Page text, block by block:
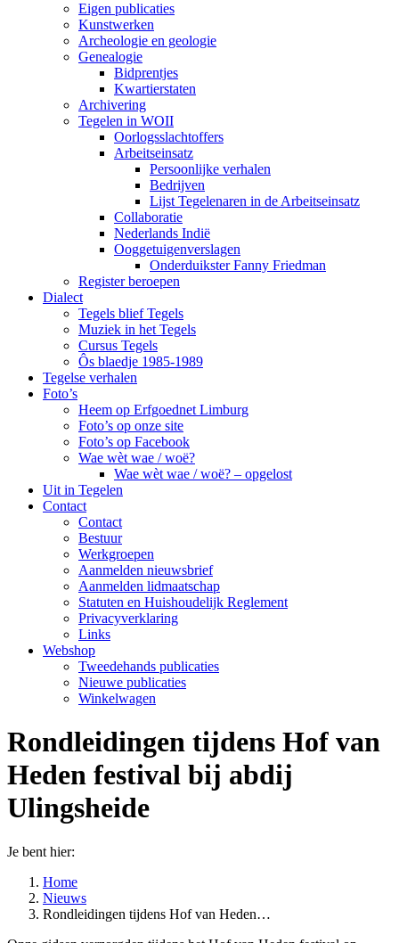
Eigen publicaties
Kunstwerken
Archeologie en geologie
Genealogie
Bidprentjes
Kwartierstaten
Archivering
Tegelen in WOII
Oorlogsslachtoffers
Arbeitseinsatz
Persoonlijke verhalen
Bedrijven
Lijst Tegelenaren in de Arbeitseinsatz
Collaboratie
Nederlands Indië
Ooggetuigenverslagen
Onderduikster Fanny Friedman
Register beroepen
Dialect
Tegels blief Tegels
Muziek in het Tegels
Cursus Tegels
Ôs blaedje 1985-1989
Tegelse verhalen
Foto’s
Heem op Erfgoednet Limburg
Foto’s op onze site
Foto’s op Facebook
Wae wèt wae / woë?
Wae wèt wae / woë? – opgelost
Uit in Tegelen
Contact
Contact
Bestuur
Werkgroepen
Aanmelden nieuwsbrief
Aanmelden lidmaatschap
Statuten en Huishoudelijk Reglement
Privacyverklaring
Links
Webshop
Tweedehands publicaties
Nieuwe publicaties
Winkelwagen
Rondleidingen tijdens Hof van
Heden festival bij abdij
Ulingsheide
Je bent hier:
Home
Nieuws
Rondleidingen tijdens Hof van Heden…